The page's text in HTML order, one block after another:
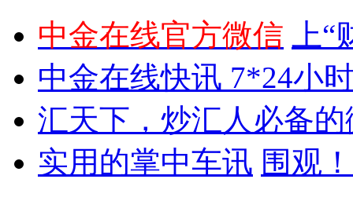
中金在线官方微信
上
中金在线快讯 7*24小
汇天下，炒汇人必备
实用的掌中车讯 围观